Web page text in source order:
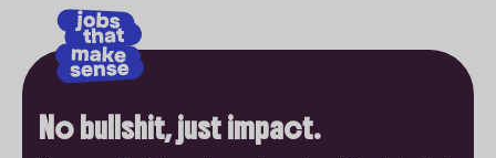
No bullshit, just impact.